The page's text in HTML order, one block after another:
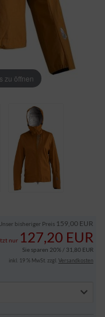
zu öffnen
bisheriger Preis 159,00 EUR
nur 127,20 EUR
Sie sparen 20% / 31,80 EUR
inkl. 19 % MwSt. zzgl. Versandkosten